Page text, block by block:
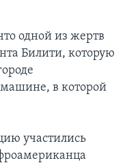
одной из жертв
Билити, которую
в которой
участились